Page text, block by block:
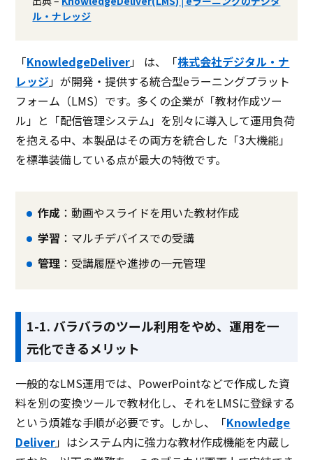
無料ダウンロード
ソフト種別
サポート
資料ダウンロード
/
資料ダウンロード
ル・ナレッジ
「KnowledgeDeliver」 は、「株式会社デジタル・ナ
レッジ」が開発・提供する統合型eラーニングプラット
フォーム（LMS）です。多くの企業が「教材作成ツー
ル」と「配信管理システム」を別々に導入して運用負荷
を抱える中、本製品はその両方を統合した「3大機能」
を標準装備している点が最大の特徴です。
作成 ：動画やスライドを用いた教材作成
学習 ：マルチデバイスでの受講
管理 ：受講履歴や進捗の一元管理
1-1. バラバラのツール利用をやめ、運用を一
元化できるメリット
一般的なLMS運用では、PowerPointなどで作成した資
料を別の変換ツールで教材化し、それをLMSに登録する
という煩雑な手順が必要です。しかし、「Knowledge
Deliver」はシステム内に強力な教材作成機能を内蔵し